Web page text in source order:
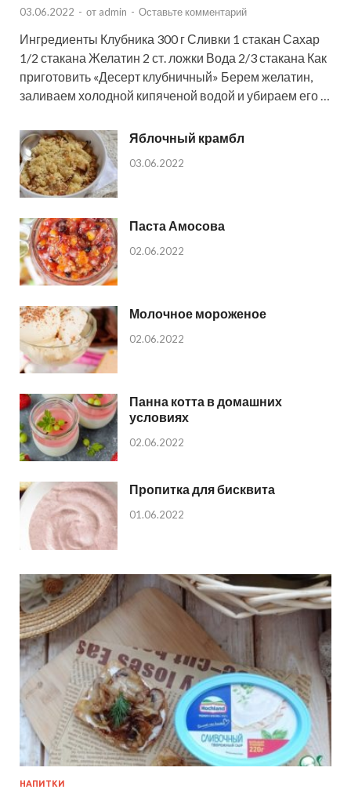
03.06.2022 - от admin - Оставьте комментарий
Ингредиенты Клубника 300 г Сливки 1 стакан Сахар
1/2 стакана Желатин 2 ст. ложки Вода 2/3 стакана Как
приготовить «Десерт клубничный» Берем желатин,
заливаем холодной кипяченой водой и убираем его …
Яблочный крамбл
03.06.2022
Паста Амосова
02.06.2022
Молочное мороженое
02.06.2022
Панна котта в домашних
условиях
02.06.2022
Пропитка для бисквита
01.06.2022
НАПИТКИ